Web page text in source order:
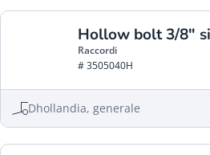
Hollow bolt 3/8"
Raccordi
# 3505040H
Dhollandia, generale